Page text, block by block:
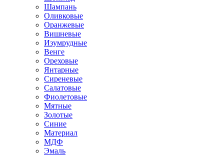
Шампань
Оливковые
Оранжевые
Вишневые
Изумрудные
Венге
Ореховые
Янтарные
Сиреневые
Салатовые
Фиолетовые
Мятные
Золотые
Синие
Материал
МДФ
Эмаль